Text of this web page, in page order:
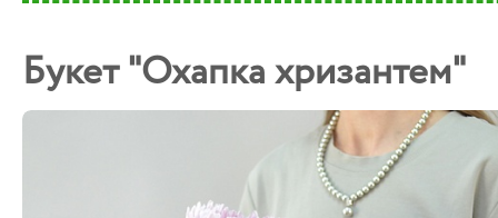
Букет "Охапка хризантем"